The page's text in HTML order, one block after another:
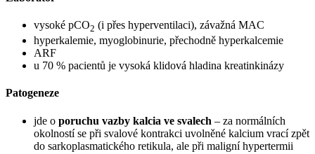
vysoké pCO2 (i přes hyperventilaci), závažná MAC
hyperkalemie, myoglobinurie, přechodně hyperkalcemie
ARF
u 70 % pacientů je vysoká klidová hladina kreatinkinázy
Patogeneze
jde o poruchu vazby kalcia ve svalech – za normálních
okolností se při svalové kontrakci uvolněné kalcium vrací zpět
do sarkoplasmatického retikula, ale při maligní hypertermii